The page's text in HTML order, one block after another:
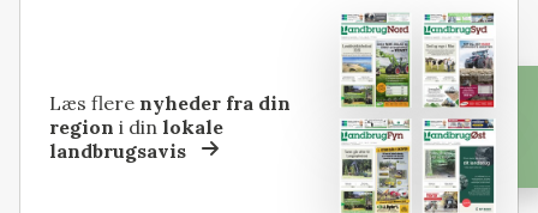
Læs flere nyheder fra din
region i dinlokale
landbrugsavis